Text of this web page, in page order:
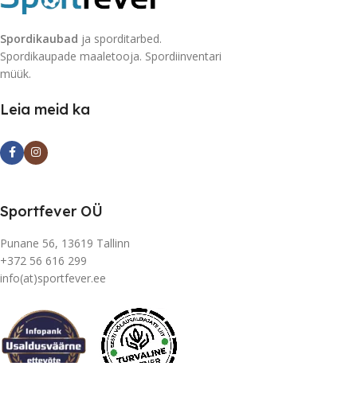
Spordikaubad ja sporditarbed.
Spordikaupade maaletooja. Spordiinventari
müük.
Leia meid ka
Sportfever OÜ
Punane 56, 13619 Tallinn
+372 56 616 299
info(at)sportfever.ee